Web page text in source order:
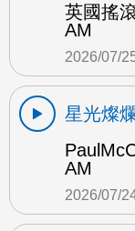
英國搖
AM
2026/07/
星光燦爛
AM
2026/07/